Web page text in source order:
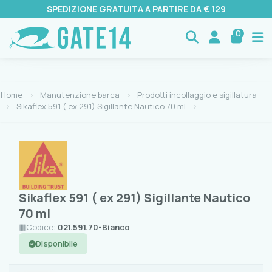
SPEDIZIONE GRATUITA A PARTIRE DA € 129
0
Home Manutenzione barca
Prodotti incollaggio e sigillatura
Sikaflex 591 ( ex 291) Sigillante Nautico 70 ml
Sikaflex 591 ( ex 291) Sigillante Nautico
70 ml
Codice: 021.591.70-Bianco
Disponibile